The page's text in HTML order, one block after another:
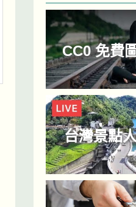
CC0 免費
台灣景點